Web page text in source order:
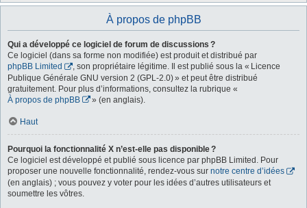
À propos de phpBB
Qui a développé ce logiciel de forum de discussions ?
Ce logiciel (dans sa forme non modifiée) est produit et distribué par
phpBB Limited
, son propriétaire légitime. Il est publié sous la « Licence
Publique Générale GNU version 2 (GPL-2.0) » et peut être distribué
gratuitement. Pour plus d’informations, consultez la rubrique «
À propos de phpBB
» (en anglais).
Haut
Pourquoi la fonctionnalité X n’est-elle pas disponible ?
Ce logiciel est développé et publié sous licence par phpBB Limited. Pour
proposer une nouvelle fonctionnalité, rendez-vous sur notre centre d’idées
(en anglais) ; vous pouvez y voter pour les idées d’autres utilisateurs et
soumettre les vôtres.